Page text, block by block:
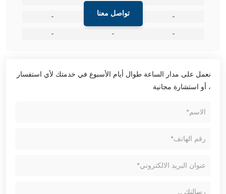
تواصل معنا
-
-
-
-
-
-
نعمل على مدار الساعة طوال أيام الأسبوع في خدمتك لأي استفسار
، أو استشارة مجانية